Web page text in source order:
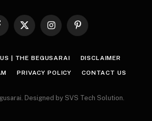
X
InstagramPinterest
| THE BEGUSARAI DISCLAIMER
PRIVACY POLICY CONTACT US
Designed by SVS Tech Solution.